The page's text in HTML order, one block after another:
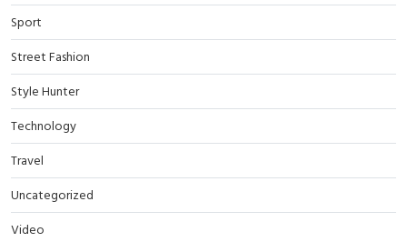
Sport
Street Fashion
Style Hunter
Technology
Travel
Uncategorized
Video